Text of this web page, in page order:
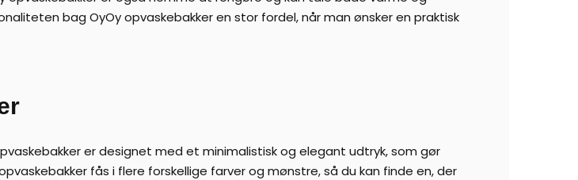
bag OyOy opvaskebakker en stor fordel, når man ønsker en praktisk
er designet med et minimalistisk og elegant udtryk, som gør
fås i flere forskellige farver og mønstre, så du kan finde en, der